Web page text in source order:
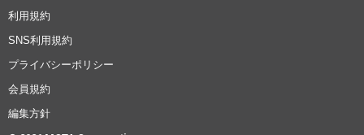
利用規約
SNS利用規約
プライバシーポリシー
会員規約
編集方針